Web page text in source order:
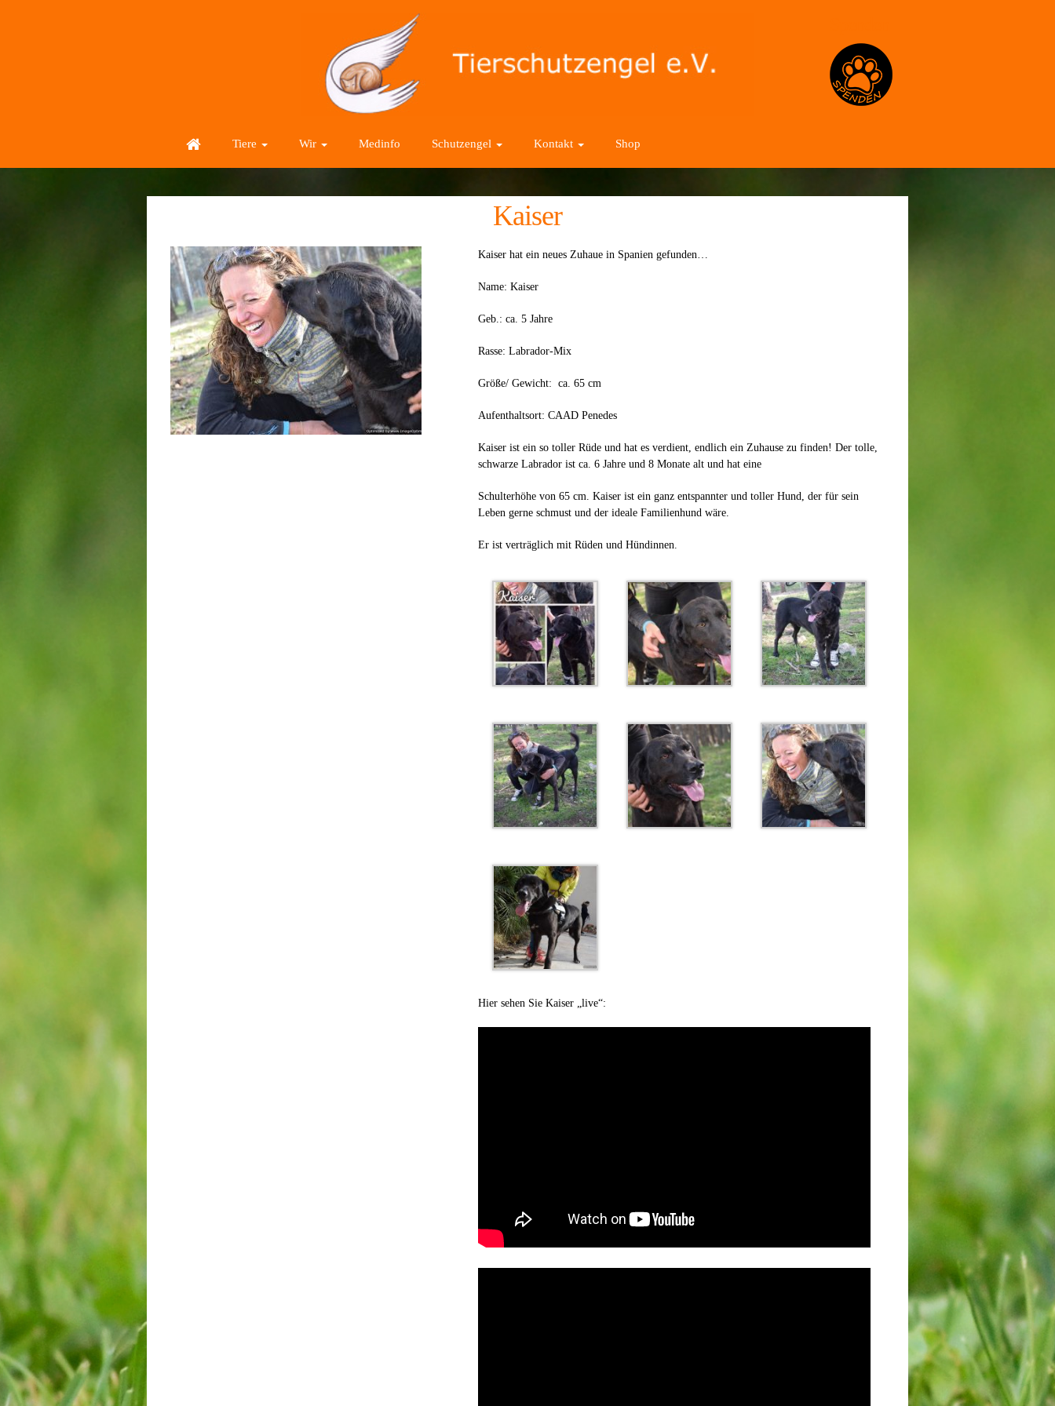
Tiere Wir Medinfo Schutzengel Kontakt Shop
Kaiser
Kaiser hat ein neues Zuhaue in Spanien gefunden…
Name: Kaiser
Geb.: ca. 5 Jahre
Rasse: Labrador-Mix
Größe/ Gewicht: ca. 65 cm
Aufenthaltsort: CAAD Penedes
Kaiser ist ein so toller Rüde und hat es verdient, endlich ein Zuhause zu finden! Der tolle,
schwarze Labrador ist ca. 6 Jahre und 8 Monate alt und hat eine
Schulterhöhe von 65 cm. Kaiser ist ein ganz entspannter und toller Hund, der für sein
Leben gerne schmust und der ideale Familienhund wäre.
Er ist verträglich mit Rüden und Hündinnen.
Hier sehen Sie Kaiser „live“: